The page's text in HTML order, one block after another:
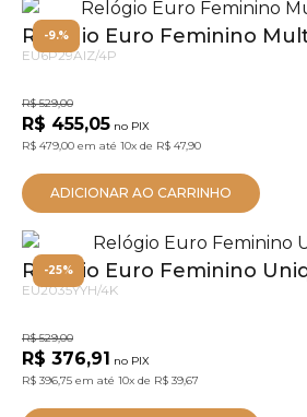
-9.%
Relógio Euro Feminino
EU6P29AIZ/4P
R$ 529,00
R$ 455,05 no PIX
R$ 479,00 em até 10x de R$ 47,90
ADICIONAR AO CARRINHO
-25%
Relógio Euro Feminino
EU2035YYH/4K
R$ 529,00
R$ 376,91 no PIX
R$ 396,75 em até 10x de R$ 39,67